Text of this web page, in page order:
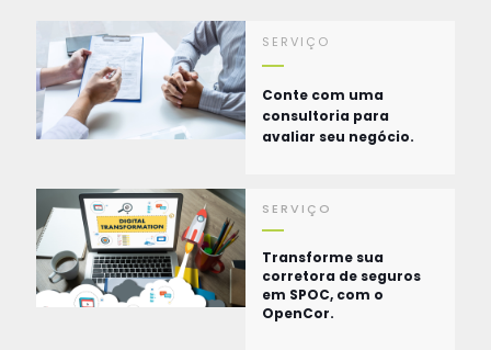
SERVIÇO
Conte com uma
consultoria para
avaliar seu negócio.
SERVIÇO
Transforme sua
corretora de seguros
em SPOC, com o
OpenCor.